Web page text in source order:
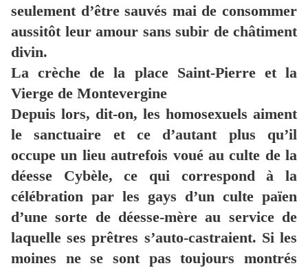
seulement d’être sauvés mai de consommer
aussitôt leur amour sans subir de châtiment
divin.
La crèche de la place Saint-Pierre et la
Vierge de Montevergine
Depuis lors, dit-on, les homosexuels aiment
le sanctuaire et ce d’autant plus qu’il
occupe un lieu autrefois voué au culte de la
déesse Cybèle, ce qui correspond à la
célébration par les gays d’un culte païen
d’une sorte de déesse-mère au service de
laquelle ses prêtres s’auto-castraient. Si les
moines ne se sont pas toujours montrés